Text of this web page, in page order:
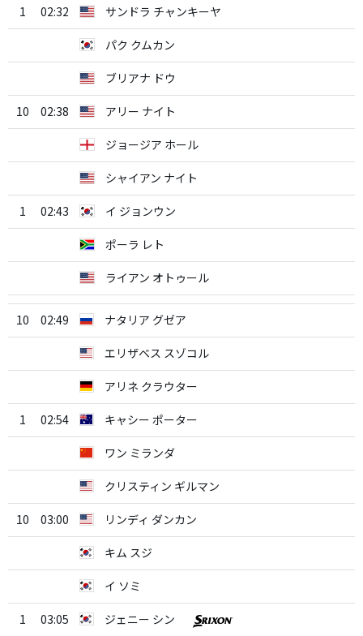
1 02:32 サンドラ チャンキーヤ
パク クムカン
ブリアナ ドウ
10 02:38 アリー ナイト
ジョージア ホール
シャイアン ナイト
1 02:43 イ ジョンウン
ポーラ レト
ライアン オトゥール
10 02:49 ナタリア グゼア
エリザベス スゾコル
アリネ クラウター
1 02:54 キャシー ポーター
ワン ミランダ
クリスティン ギルマン
10 03:00 リンディ ダンカン
キム スジ
イ ソミ
1 03:05 ジェニー シン